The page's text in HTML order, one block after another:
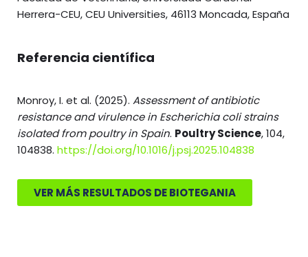
Herrera-CEU, CEU Universities, 46113 Moncada, España
Referencia científica
Monroy, I. et al. (2025). Assessment of antibiotic
resistance and virulence in Escherichia coli strains
isolated from poultry in Spain. Poultry Science, 104,
104838. https://doi.org/10.1016/j.psj.2025.104838
VER MÁS RESULTADOS DE BIOTEGANIA